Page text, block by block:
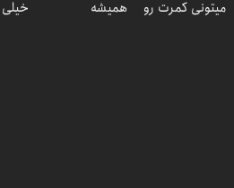
میتونی کمرت رو
همیشه